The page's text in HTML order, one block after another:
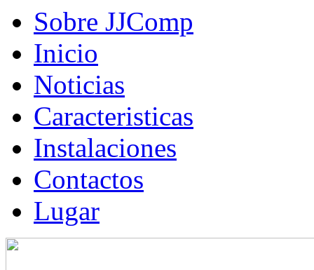
Sobre JJComp
Inicio
Noticias
Caracteristicas
Instalaciones
Contactos
Lugar